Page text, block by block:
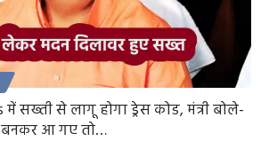
सख्ती से लागू होगा ड्रेस कोड, मंत्री बोले-
आ गए तो…